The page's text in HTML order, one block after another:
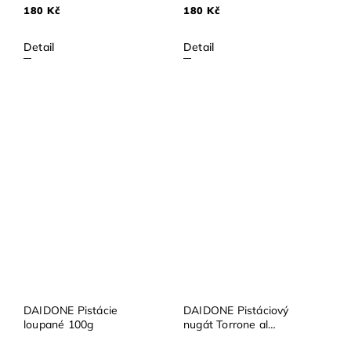
180 Kč
Detail
180 Kč
Detail
DAIDONE Pistácie
loupané 100g
DAIDONE Pistáciový
nugát Torrone al